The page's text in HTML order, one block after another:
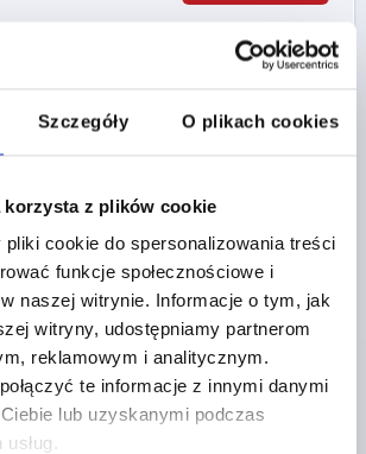
Szczegóły O plikach cookies
korzysta z plików cookie
cookie do spersonalizowania treści
funkcje społecznościowe i
naszej witrynie. Informacje o tym, jak
witryny, udostępniamy partnerom
reklamowym i analitycznym.
te informacje z innymi danymi
lub uzyskanymi podczas
DO RUR OKRAGLYCH A=16,25,
CZARNY
OKRĄGŁYCH
C=2,5 D=11,9
E=2,4